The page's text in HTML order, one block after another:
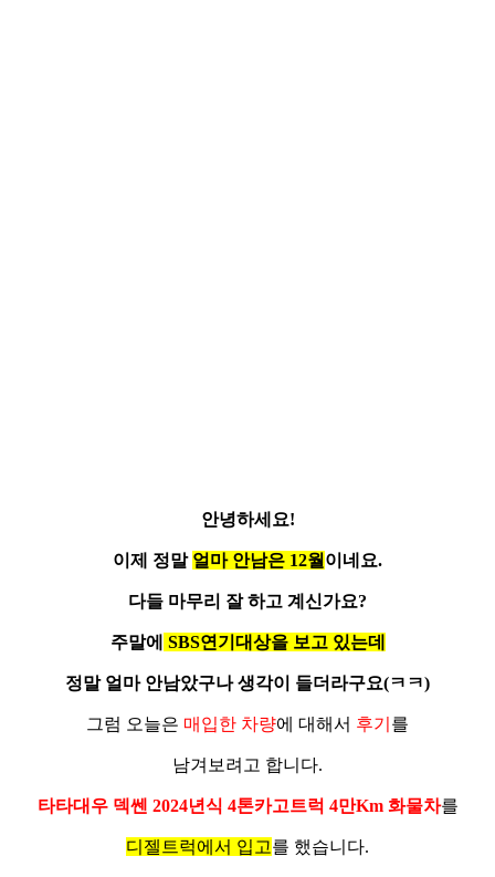
안녕하세요!
이제 정말 얼마 안남은 12월 이네요.
다들 마무리 잘 하고 계신가요?
주말에 SBS연기대상을 보고 있는데
정말 얼마 안남았구나 생각이 들더라구요(ㅋㅋ)
그럼 오늘은 매입한 차량에 대해서 후기 를
남겨보려고 합니다.
타타대우 덱쎈 2024년식 4톤카고트럭 4만Km 화물차를
디젤트럭에서 입고를 했습니다.